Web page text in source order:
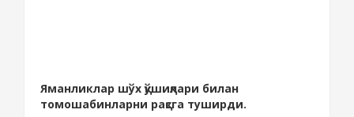
Яманликлар шўх қўшиқлари билан
томошабинларни рақсга туширди.